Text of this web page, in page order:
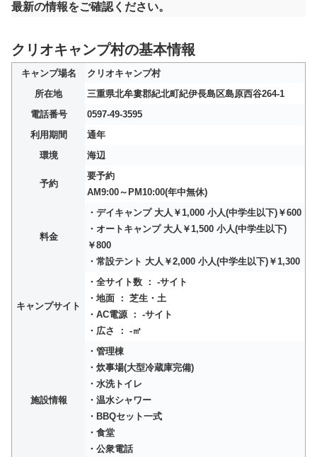
最新の情報をご確認ください。
クリオキャンプ村の基本情報
キャンプ場名
クリオキャンプ村
所在地
三重県北牟婁郡紀北町紀伊長島区島原西谷264-1
電話番号
0597-49-3595
利用期間
通年
環境
海辺
予約
要予約
AM9:00～PM10:00(年中無休)
料金
・デイキャンプ 大人￥1,000 小人(中学生以下)￥600
・オートキャンプ 大人￥1,500 小人(中学生以下)
￥800
・常設テント 大人￥2,000 小人(中学生以下)￥1,300
キャンプサイト
・全サイト数 ： -サイト
・地面 ： 芝生・土
・AC電源 ： -サイト
・広さ ： -㎡
施設情報
・管理棟
・炊事場(大型冷蔵庫完備)
・水洗トイレ
・温水シャワー
・BBQセット一式
・食堂
・公衆電話